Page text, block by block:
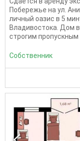
Побережье на ул.
личный оазис в 5
Владивостока. Дом
строгим пропускным
Собственник